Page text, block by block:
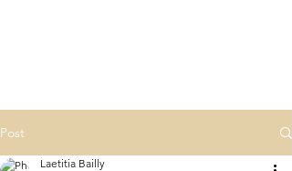
Post
Laetitia Bailly